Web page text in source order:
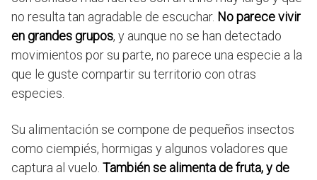
no resulta tan agradable de escuchar. No parece vivir
en grandes grupos, y aunque no se han detectado
movimientos por su parte, no parece una especie a la
que le guste compartir su territorio con otras
especies.
Su alimentación se compone de pequeños insectos
como ciempiés, hormigas y algunos voladores que
captura al vuelo. También se alimenta de fruta, y de